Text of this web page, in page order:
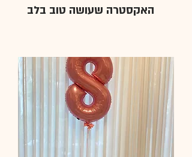
האקסטרה שעושה טוב בלב